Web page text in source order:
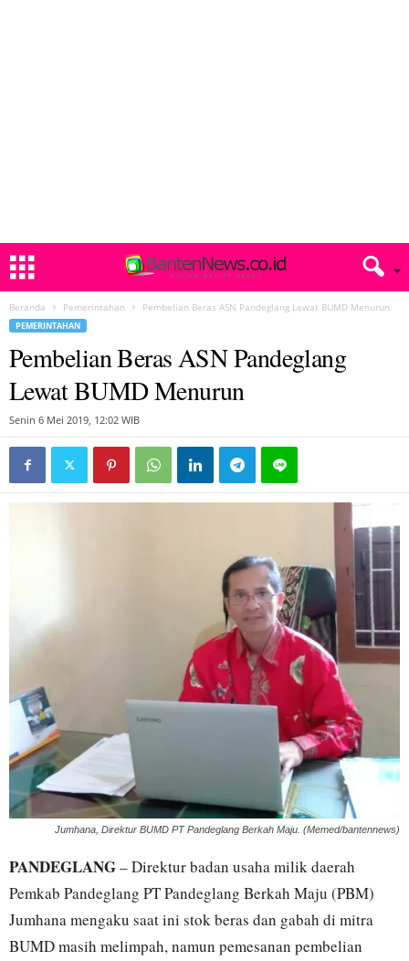
Beranda Pemerintahan Pembelian Beras ASN Pandeglang Lewat BUMD Menurun
PEMERINTAHAN
Pembelian Beras ASN Pandeglang
Lewat BUMD Menurun
Senin 6 Mei 2019, 12:02 WIB
Jumhana, Direktur BUMD PT Pandeglang Berkah Maju. (Memed/bantennews)
PANDEGLANG– Direktur badan usaha milik daerah
Pemkab Pandeglang PT Pandeglang Berkah Maju (PBM)
Jumhana mengaku saat ini stok beras dan gabah di mitra
BUMD masih melimpah, namun pemesanan pembelian